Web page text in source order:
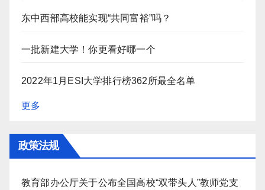
东中西部高校能实现“共同富裕”吗？
一批新建大学！你更看好哪一个
2022年1月ESI大学排行榜362所最全名单
更多
政策法规
教育部办公厅关于公布全国高校“双带头人”教师党支